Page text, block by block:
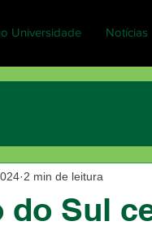
Universidade Notícias
Sul
2 min de leitura